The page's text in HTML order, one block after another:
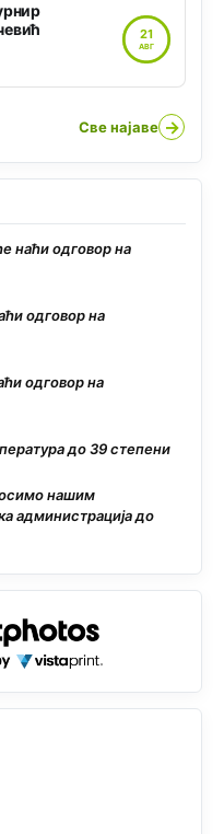
21
АВГ
Све најаве →
наћи одговор на
одговор на
одговор на
до 39 степени
нашим
администрација до